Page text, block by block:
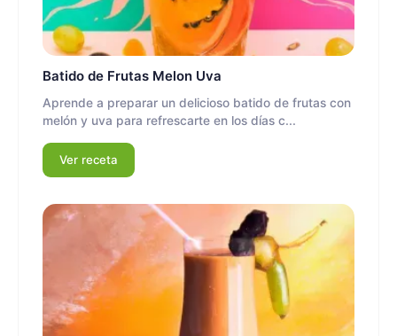
Batido de Frutas Melon Uva
Aprende a preparar un delicioso batido de frutas con
melón y uva para refrescarte en los días c...
Ver receta